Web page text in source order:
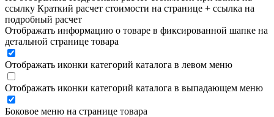
ссылку Краткий расчет стоимости на странице + ссылка на
подробный расчет
Отображать информацию о товаре в фиксированной шапке на
детальной странице товара
Отображать иконки категорий каталога в левом меню
Отображать иконки категорий каталога в выпадающем меню
Боковое меню на странице товара